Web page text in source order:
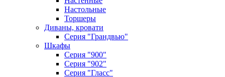
Настольные
Торшеры
Диваны, кровати
Серия "Грандвью"
Шкафы
Серия "900"
Серия "902"
Серия "Гласс"